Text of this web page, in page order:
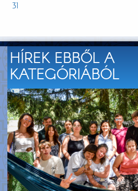
31
HÍREK EBBŐL A
KATEGÓRIÁBÓL